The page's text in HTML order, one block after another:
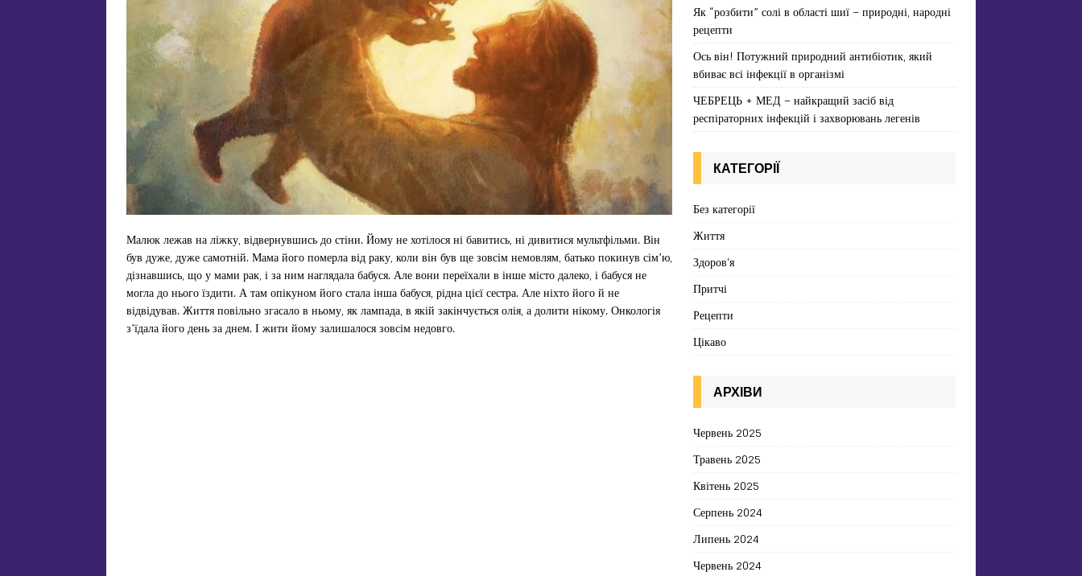
Малюк лежав на ліжку, відвернувшись до стіни. Йому не хотілося ні бавитись, ні дивитися мультфільми. Він
був дуже, дуже самотній. Мама його померла від раку, коли він був ще зовсім немовлям, батько покинув сім’ю,
дізнавшись, що у мами рак, і за ним наглядала бабуся. Але вони переїхали в інше місто далеко, і бабуся не
могла до нього їздити. А там опікуном його стала інша бабуся, рідна цієї сестра. Але ніхто його й не
відвідував. Життя повільно згасало в ньому, як лампада, в якій закінчується олія, а долити нікому. Онкологія
з’їдала його день за днем. І жити йому залишалося зовсім недовго.
Як “розбити” солі в області шиї – природні, народні
рецепти
Ось він! Потужний природний антибіотик, який
вбиває всі інфекції в організмі
ЧЕБРЕЦЬ + МЕД – найкращий засіб від
респіраторних інфекцій і захворювань легенів
КАТЕГОРІЇ
Без категорії
Життя
Здоров'я
Притчі
Рецепти
Цікаво
АРХІВИ
Червень 2025
Травень 2025
Квітень 2025
Серпень 2024
Липень 2024
Червень 2024